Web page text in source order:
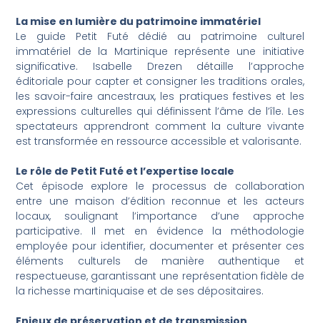
La mise en lumière du patrimoine immatériel
Le guide Petit Futé dédié au patrimoine culturel
immatériel de la Martinique représente une initiative
significative. Isabelle Drezen détaille l’approche
éditoriale pour capter et consigner les traditions orales,
les savoir-faire ancestraux, les pratiques festives et les
expressions culturelles qui définissent l’âme de l’île. Les
spectateurs apprendront comment la culture vivante
est transformée en ressource accessible et valorisante.
Le rôle de Petit Futé et l’expertise locale
Cet épisode explore le processus de collaboration
entre une maison d’édition reconnue et les acteurs
locaux, soulignant l’importance d’une approche
participative. Il met en évidence la méthodologie
employée pour identifier, documenter et présenter ces
éléments culturels de manière authentique et
respectueuse, garantissant une représentation fidèle de
la richesse martiniquaise et de ses dépositaires.